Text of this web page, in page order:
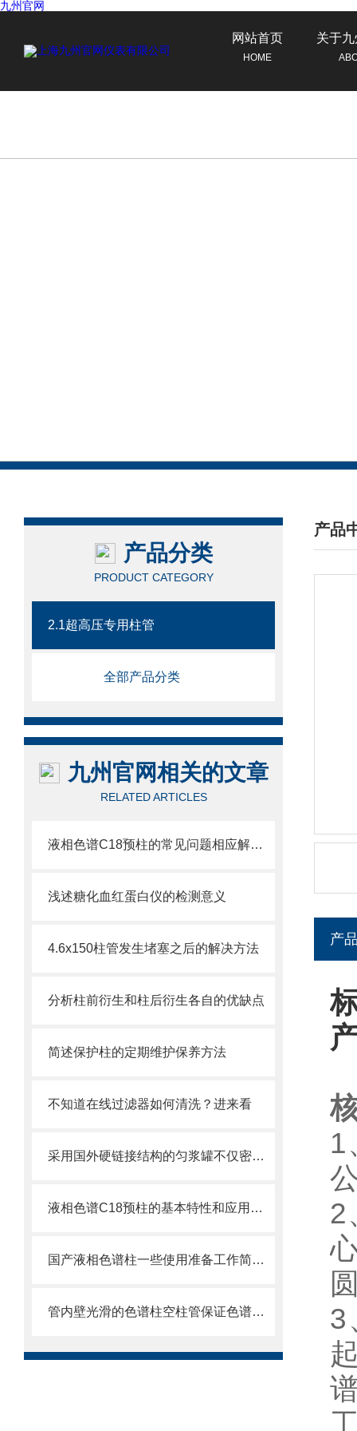
九州官网
网站首页
HOME
关于
产品分类
PRODUCT CATEGORY
2.1超高压专用柱管
全部产品分类
九州官网相关的文章
RELATED ARTICLES
液相色谱C18预柱的常见问题相应解决方法分享
浅述糖化血红蛋白仪的检测意义
4.6x150柱管发生堵塞之后的解决方法
分析柱前衍生和柱后衍生各自的优缺点
简述保护柱的定期维护保养方法
不知道在线过滤器如何清洗？进来看
采用国外硬链接结构的匀浆罐不仅密封性能好而且耐磨损
液相色谱C18预柱的基本特性和应用分享
国产液相色谱柱一些使用准备工作简单分析
管内壁光滑的色谱柱空柱管保证色谱柱制成品的高性能
产品
/
产
1
2
3